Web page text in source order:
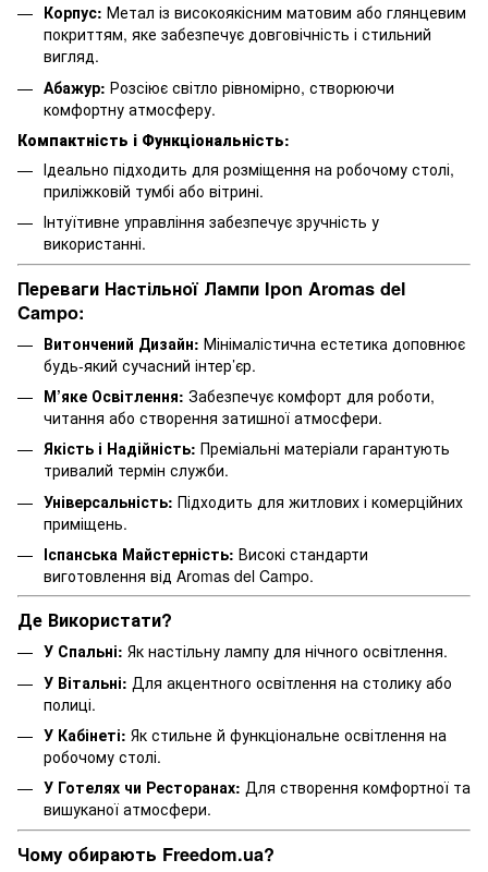
Корпус: Метал із високоякісним матовим або глянцевим
покриттям, яке забезпечує довговічність і стильний
вигляд.
Абажур: Розсіює світло рівномірно, створюючи
комфортну атмосферу.
Компактність і Функціональність:
Ідеально підходить для розміщення на робочому столі,
приліжковій тумбі або вітрині.
Інтуїтивне управління забезпечує зручність у
використанні.
Переваги Настільної Лампи Ipon Aromas del
Campo:
Витончений Дизайн: Мінімалістична естетика доповнює
будь-який сучасний інтер’єр.
М’яке Освітлення: Забезпечує комфорт для роботи,
читання або створення затишної атмосфери.
Якість і Надійність: Преміальні матеріали гарантують
тривалий термін служби.
Універсальність: Підходить для житлових і комерційних
приміщень.
Іспанська Майстерність: Високі стандарти
виготовлення від Aromas del Campo.
Де Використати?
У Спальні: Як настільну лампу для нічного освітлення.
У Вітальні: Для акцентного освітлення на столику або
полиці.
У Кабінеті: Як стильне й функціональне освітлення на
робочому столі.
У Готелях чи Ресторанах: Для створення комфортної та
вишуканої атмосфери.
Чому обирають Freedom.ua?